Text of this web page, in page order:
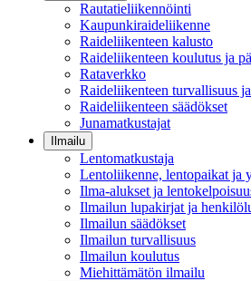
Rautatieliikennöinti
Kaupunkiraideliikenne
Raideliikenteen kalusto
Raideliikenteen koulutus ja
Rataverkko
Raideliikenteen turvallisuus
Raideliikenteen säädökset
Junamatkustajat
Ilmailu
Lentomatkustaja
Lentoliikenne, lentopaikat ja
Ilma-alukset ja
Ilmailun lupakirjat ja
Ilmailun säädökset
Ilmailun turvallisuus
Ilmailun koulutus
Miehittämätön ilmailu